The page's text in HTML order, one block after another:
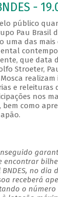
-
público
Pau Brasil
uma das mais
que data
Stroeter,
realizam
e releituras
nos
como
encontrar
no dia
receberá
o número